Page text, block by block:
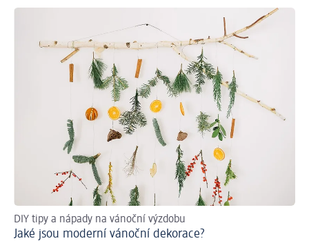
DIY tipy a nápady na vánoční výzdobu
Jaké jsou moderní vánoční dekorace?